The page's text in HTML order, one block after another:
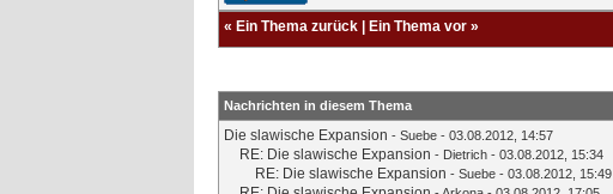
« Ein Thema zurück Ein Thema vor »
Nachrichten in diesem Thema
Die slawische Expansion - Suebe - 03.08.2012, 14:57
RE: Die slawische Expansion - Dietrich - 03.08.2012, 15:34
RE: Die slawische Expansion - Suebe - 03.08.2012, 15:49